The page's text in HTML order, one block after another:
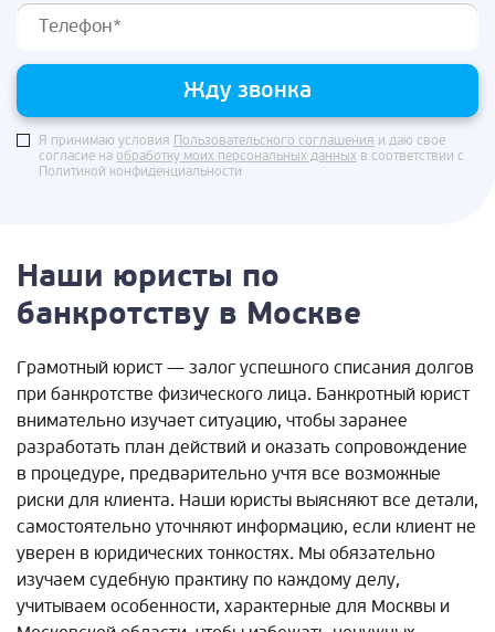
Жду звонка
Я принимаю условия Пользовательского соглашения и даю свое
согласие на обработку моих персональных данных в соответствии с
Политикой конфиденциальности
Наши юристы по
банкротству в Москве
Грамотный юрист — залог успешного списания долгов
при банкротстве физического лица. Банкротный юрист
внимательно изучает ситуацию, чтобы заранее
разработать план действий и оказать сопровождение
в процедуре, предварительно учтя все возможные
риски для клиента. Наши юристы выясняют все детали,
самостоятельно уточняют информацию, если клиент не
уверен в юридических тонкостях. Мы обязательно
изучаем судебную практику по каждому делу,
учитываем особенности, характерные для Москвы и